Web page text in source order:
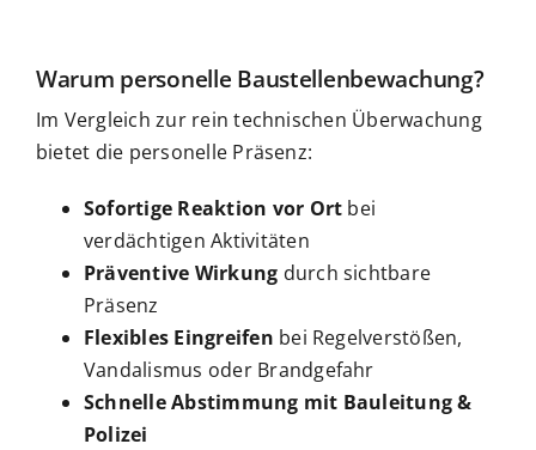
Warum personelle Baustellenbewachung?
Im Vergleich zur rein technischen Überwachung
bietet die personelle Präsenz:
Sofortige Reaktion vor Ort bei
verdächtigen Aktivitäten
Präventive Wirkung durch sichtbare
Präsenz
Flexibles Eingreifen bei Regelverstößen,
Vandalismus oder Brandgefahr
Schnelle Abstimmung mit Bauleitung &
Polizei